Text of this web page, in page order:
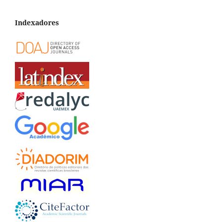
Indexadores